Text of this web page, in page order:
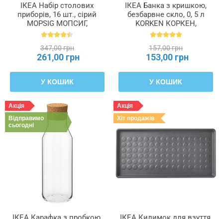
ІКЕА Набір столових
приборів, 16 шт., сірий
MOPSIG МОПСИГ,
003.430.03
347,00 грн
261,00 грн
У КОШИК
ІКЕА Банка з кришкою,
безбарвне скло, 0, 5 л
KORKEN КОРКЕН,
702.135.45
157,00 грн
153,00 грн
У КОШИК
Акція
Відправимо
сьогодні
Акція
Хіт продажів